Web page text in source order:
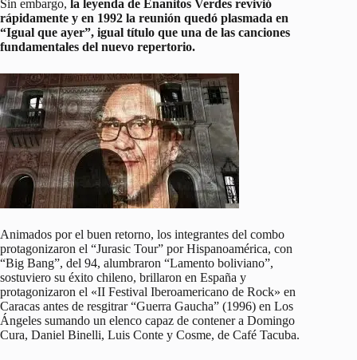
Sin embargo, la leyenda de Enanitos Verdes revivió
rápidamente y en 1992 la reunión quedó plasmada en
“Igual que ayer”, igual título que una de las canciones
fundamentales del nuevo repertorio.
Animados por el buen retorno, los integrantes del combo
protagonizaron el “Jurasic Tour” por Hispanoamérica, con
“Big Bang”, del 94, alumbraron “Lamento boliviano”,
sostuviero su éxito chileno, brillaron en España y
protagonizaron el «II Festival Iberoamericano de Rock» en
Caracas antes de resgitrar “Guerra Gaucha” (1996) en Los
Ángeles sumando un elenco capaz de contener a Domingo
Cura, Daniel Binelli, Luis Conte y Cosme, de Café Tacuba.